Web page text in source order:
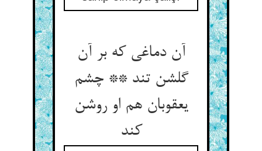
آن دماغی که بر آن
گلشن تند ** چشم
یعقوبان هم او روشن
کند